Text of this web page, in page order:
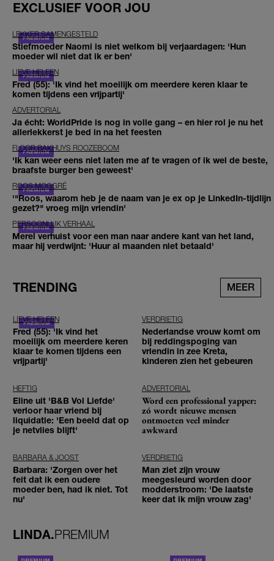
EXCLUSIEF VOOR JOU
LEKKER SAMENGESTELD
Stiefmoeder Naomi is niet welkom bij verjaardagen: 'Hun
moeder wil niet dat ik er ben'
LIEVE HELEEN
Fred (55): 'Ik vind het moeilijk om meerdere keren klaar te
komen tijdens een vrijpartij'
ADVERTORIAL
Ja écht: WorldPride is nog in volle gang – en hier rol je nu het
allerlekkerst je bed in na het feesten
FLOOR BAKHUYS ROOZEBOOM
'Ik kan weer eens niet laten me af te vragen of ik wel de beste,
braafste burger ben geweest'
ROOS MOGGRÉ
'"Roos, waarom heb je de naam van je ex op je LinkedIn-tijdlijn
gezet?" vroeg mijn vriendin'
PERSOONLIJK VERHAAL
Merel verhuist voor een man naar andere kant van het land,
maar hij verdwijnt: 'Huur al maanden niet betaald'
TRENDING MEER
LIEVE HELEEN
Fred (55): 'Ik vind het
moeilijk om meerdere keren
klaar te komen tijdens een
vrijpartij'
VERDRIETIG
Nederlandse vrouw komt om
bij reddingspoging van
vriendin in zee Kreta,
kinderen zien het gebeuren
HEFTIG
Eline uit 'B&B Vol Liefde'
verloor haar vriend bij
liquidatie: 'Een beeld dat op
je netvlies blijft'
ADVERTORIAL
Word een professional yapper:
zó wordt nieuwe mensen
ontmoeten veel minder
awkward
BARBARA & JOOST
Barbara: 'Zorgen over het
feit dat ik een oudere
moeder ben, had ik niet. Tot
nu'
VERDRIETIG
Man ziet zijn vrouw
meegesleurd worden door
modderstroom: 'De laatste
keer dat ik mijn vrouw zag'
LINDA.PREMIUM